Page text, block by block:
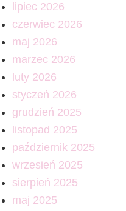
lipiec 2026
czerwiec 2026
maj 2026
marzec 2026
luty 2026
styczeń 2026
grudzień 2025
listopad 2025
październik 2025
wrzesień 2025
sierpień 2025
maj 2025